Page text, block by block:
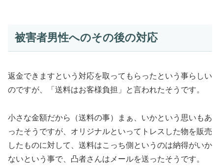
被害者男性へのその後の対応
返金できますという対応を取ってもらったという事らしい
のですが、「送料はお客様負担」と言われたそうです。
小さな金額だから（送料の事）まぁ、いかという思いもあ
ったそうですが、オリジナルといってトレスした物を販売
したものに対して、送料はこっち側というのは納得がいか
ないという事で、凸者さんはメールを送ったそうです。